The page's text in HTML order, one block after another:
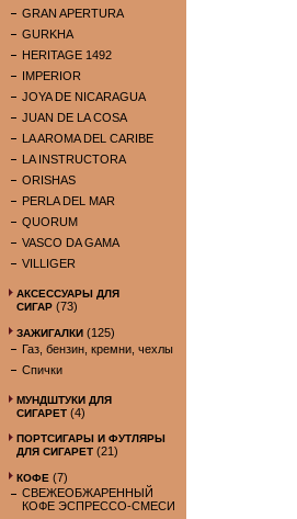
GRAN APERTURA
GURKHA
HERITAGE 1492
IMPERIOR
JOYA DE NICARAGUA
JUAN DE LA COSA
LA AROMA DEL CARIBE
LA INSTRUCTORA
ORISHAS
PERLA DEL MAR
QUORUM
VASCO DA GAMA
VILLIGER
АКСЕССУАРЫ ДЛЯ
СИГАР (73)
ЗАЖИГАЛКИ (125)
Газ, бензин, кремни, чехлы
Спички
МУНДШТУКИ ДЛЯ
СИГАРЕТ (4)
ПОРТСИГАРЫ И ФУТЛЯРЫ
ДЛЯ СИГАРЕТ (21)
КОФЕ (7)
СВЕЖЕОБЖАРЕННЫЙ
КОФЕ ЭСПРЕССО-СМЕСИ